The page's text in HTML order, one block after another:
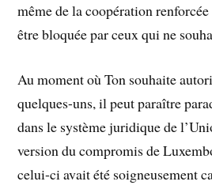
même de la coopération
être bloquée par ceux qui ne
Au moment où Ton souhaite
quelques-uns, il peut paraître
dans le système juridique de
version du compromis de
celui-ci avait été soigneusement